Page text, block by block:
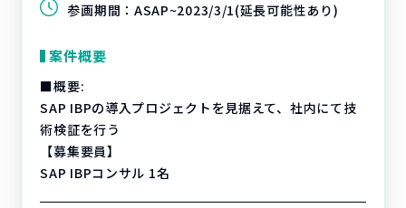
参画期間： ASAP~2023/3/1(延長可能性あり)
案件概要
■概要:
SAP IBPの導入プロジェクトを見据えて、社内にて技
術検証を行う
【募集要員】
SAP IBPコンサル 1名